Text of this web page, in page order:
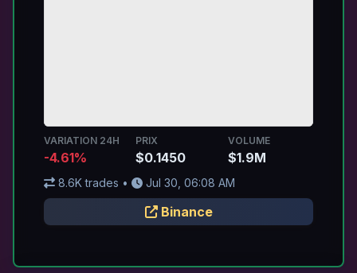
VARIATION 24H
-4.61%
PRIX
$0.1450
VOLUME
$1.9M
8.6K trades • Jul 30, 06:08 AM
Binance